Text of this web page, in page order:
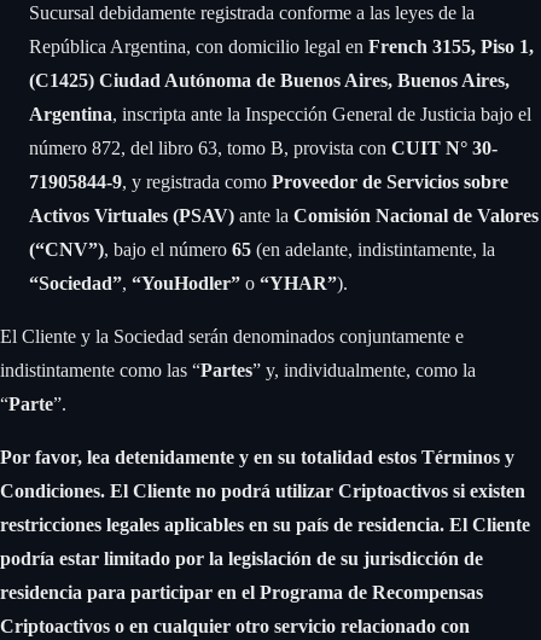
Sucursal debidamente registrada conforme a las leyes de la
República Argentina, con domicilio legal en French 3155, Piso 1,
(C1425) Ciudad Autónoma de Buenos Aires, Buenos Aires,
Argentina, inscripta ante la Inspección General de Justicia bajo el
número 872, del libro 63, tomo B, provista con CUIT N° 30-
71905844-9, y registrada como Proveedor de Servicios sobre
Activos Virtuales (PSAV) ante la Comisión Nacional de Valores
(“CNV”), bajo el número 65 (en adelante, indistintamente, la
“Sociedad”, “YouHodler” o “YHAR”).
El Cliente y la Sociedad serán denominados conjuntamente e
indistintamente como las “Partes” y, individualmente, como la
“Parte”. ‍
Por favor, lea detenidamente y en su totalidad estos Términos y
Condiciones. El Cliente no podrá utilizar Criptoactivos si existen
restricciones legales aplicables en su país de residencia. El Cliente
podría estar limitado por la legislación de su jurisdicción de
residencia para participar en el Programa de Recompensas
Criptoactivos o en cualquier otro servicio relacionado con